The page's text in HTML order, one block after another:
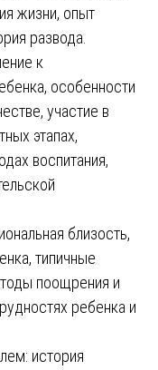
жизни, опыт
развода.
к
особенности
участие в
этапах,
воспитания,
близость,
типичные
поощрения и
ребенка и
история